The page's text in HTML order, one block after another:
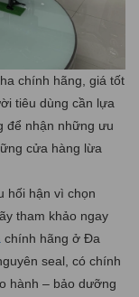
chính hãng, giá tốt
tiêu dùng cần lựa
để nhận những ưu
cửa hàng lừa
hối hận vì chọn
tham khảo ngay
chính hãng ở Đa
seal, có chính
hành – bảo dưỡng